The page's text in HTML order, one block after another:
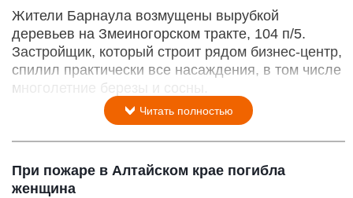
Жители Барнаула возмущены вырубкой
деревьев на Змеиногорском тракте, 104 п/5.
Застройщик, который строит рядом бизнес-центр,
спилил практически все насаждения, в том числе
многолетние березы и сосны.
Читать полностью
При пожаре в Алтайском крае погибла
женщина